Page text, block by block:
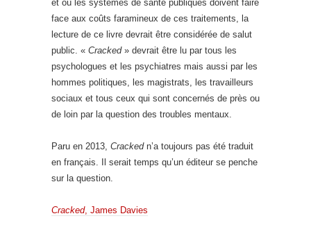
et où les systèmes de santé publiques doivent faire
face aux coûts faramineux de ces traitements, la
lecture de ce livre devrait être considérée de salut
public. « Cracked» devrait être lu par tous les
psychologues et les psychiatres mais aussi par les
hommes politiques, les magistrats, les travailleurs
sociaux et tous ceux qui sont concernés de près ou
de loin par la question des troubles mentaux.
Paru en 2013, Crackedn’a toujours pas été traduit
en français. Il serait temps qu’un éditeur se penche
sur la question.
Cracked, James Davies